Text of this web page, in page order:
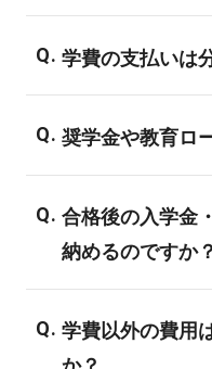
学費の支払いは
すが、分割納入
た教育ローンの
はもちろん、成
ご自身の名義で
能です。詳細は
せください。
奨学金や教育ロ
ーンがご利用い
ンガアカデミー
って特にご利用
ご紹介させてい
合格後の入学金
納めるのですか？
初回の納入は入
学費以外の費用